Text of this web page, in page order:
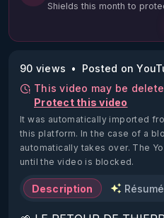
Shields this month to
90 views
Posted on
This video may be
Protect this video
It was automatically imported
this platform. In the case of a
automatically takes over. The
until the video is blocked.
Description Résumé